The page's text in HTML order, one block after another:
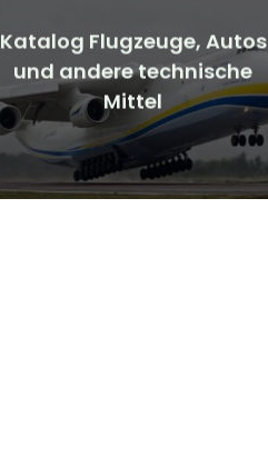
Katalog Flugzeuge, Autos
und andere technische
Mittel
Flugzeuge, Autos, technische Mittel
vor und nach Kriegsbeginn
Details anzeigen